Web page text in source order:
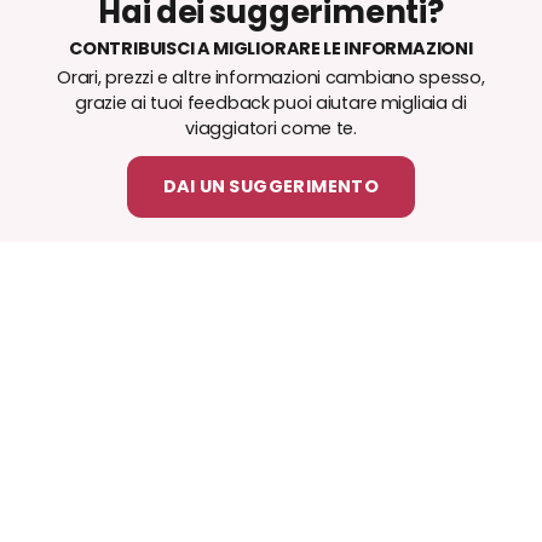
Hai dei suggerimenti?
CONTRIBUISCI A MIGLIORARE LE INFORMAZIONI
Orari, prezzi e altre informazioni cambiano spesso,
grazie ai tuoi feedback puoi aiutare migliaia di
viaggiatori come te.
DAI UN SUGGERIMENTO